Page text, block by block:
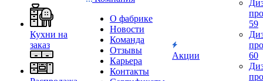
Кухни на
заказ
О фабрике
Новости
Команда
Отзывы
Карьера
Контакты
Акции
59
60